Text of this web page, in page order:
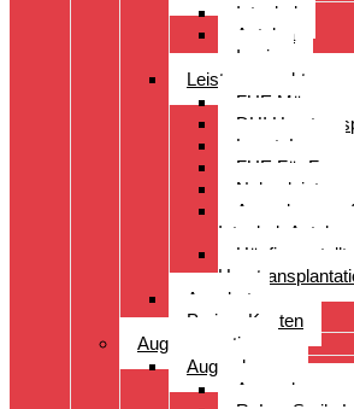
Istanbul
Antalya
Izmir
Leistungsspektrum
FUE Männer
DHI
LongtoLong
FUE Für Frauen
Istanbul-
Häufig
Angebot
Preise- Kosten
Augenoperation
Augen lasern
Augen lasern